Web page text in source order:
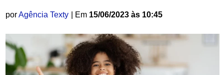
porAgência Texty | Em 15/06/2023 às 10:45